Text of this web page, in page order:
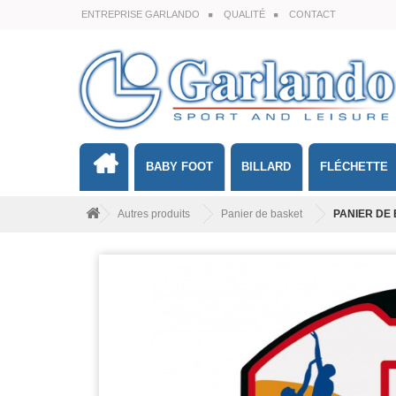
ENTREPRISE GARLANDO QUALITÉ CONTACT
BABY FOOT BILLARD FLÉCHETTE
Autres produits Panier de basket PANIER DE